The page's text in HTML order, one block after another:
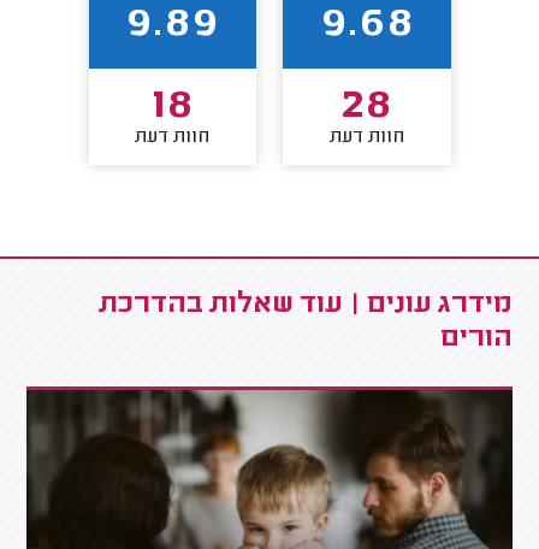
9.68
28
חוות דעת
9.89
18
חוות דעת
מידרג עונים | עוד שאלות בהדרכת
הורים